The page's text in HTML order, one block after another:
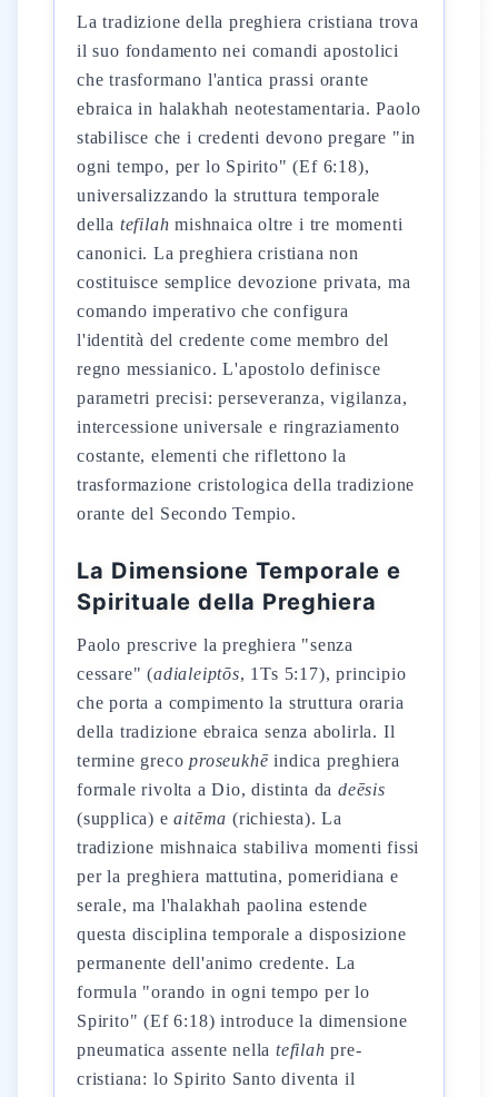
La tradizione della preghiera cristiana trova
il suo fondamento nei comandi apostolici
che trasformano l'antica prassi orante
ebraica in halakhah neotestamentaria. Paolo
stabilisce che i credenti devono pregare "in
ogni tempo, per lo Spirito" (Ef 6:18),
universalizzando la struttura temporale
della tefilah mishnaica oltre i tre momenti
canonici. La preghiera cristiana non
costituisce semplice devozione privata, ma
comando imperativo che configura
l'identità del credente come membro del
regno messianico. L'apostolo definisce
parametri precisi: perseveranza, vigilanza,
intercessione universale e ringraziamento
costante, elementi che riflettono la
trasformazione cristologica della tradizione
orante del Secondo Tempio.
La Dimensione Temporale e
Spirituale della Preghiera
Paolo prescrive la preghiera "senza
cessare" (adialeiptōs, 1Ts 5:17), principio
che porta a compimento la struttura oraria
della tradizione ebraica senza abolirla. Il
termine grecoproseukhēindica preghiera
formale rivolta a Dio, distinta dadeēsis
(supplica) eaitēma (richiesta). La
tradizione mishnaica stabiliva momenti fissi
per la preghiera mattutina, pomeridiana e
serale, ma l'halakhah paolina estende
questa disciplina temporale a disposizione
permanente dell'animo credente. La
formula "orando in ogni tempo per lo
Spirito" (Ef 6:18) introduce la dimensione
pneumatica assente nellatefilah pre-
cristiana: lo Spirito Santo diventa il